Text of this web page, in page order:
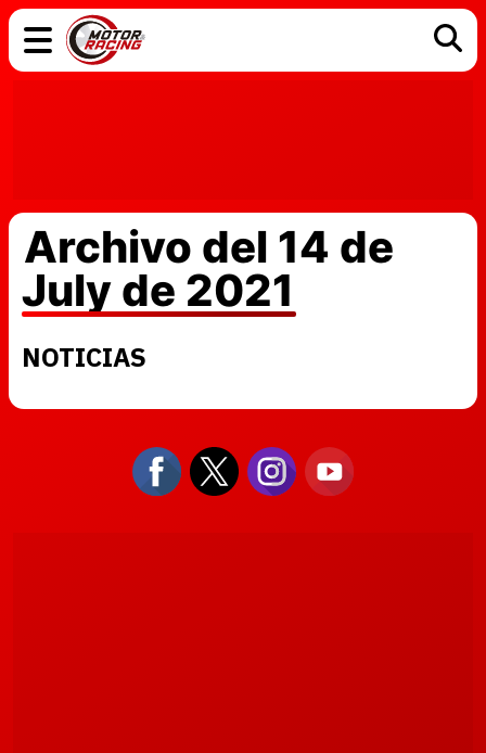
Archivo del 14 de
July de 2021
NOTICIAS